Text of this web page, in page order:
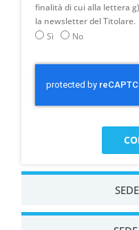
finalità di cui alla lettera g)
la newsletter del Titolare.
Sì
No